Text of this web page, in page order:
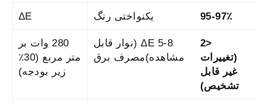
95-97٪ یکنواختی رنگ ΔE
<2
(تغییرات
غیر قابل
تشخیص)
ΔE 5-8 (نوار قابل
مشاهده)مصرف برق
280 وات بر
متر مربع (30٪
زیر بودجه)